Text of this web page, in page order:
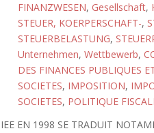
FINANZWESEN, Gesellschaft,
STEUER, KOERPERSCHAFT-,
STEUERBELASTUNG,
Unternehmen, Wettbewerb,
DES FINANCES PUBLIQUES
SOCIETES, IMPOSITION,
SOCIETES, POLITIQUE
EN 1998 SE TRADUIT